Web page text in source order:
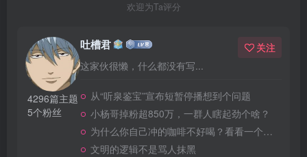
欢迎为Ta评分
4296篇主题
5个粉丝
吐槽君
这家伙很懒，什么都没有写...
关注
从“听泉鉴宝”宣布短暂停播想到个问题
小杨哥掉粉超850万，一群人瞎起劲个啥？
为什么你自己冲的咖啡不好喝？看看一个自媒体博主的分享
文明的逻辑不是骂人抹黑